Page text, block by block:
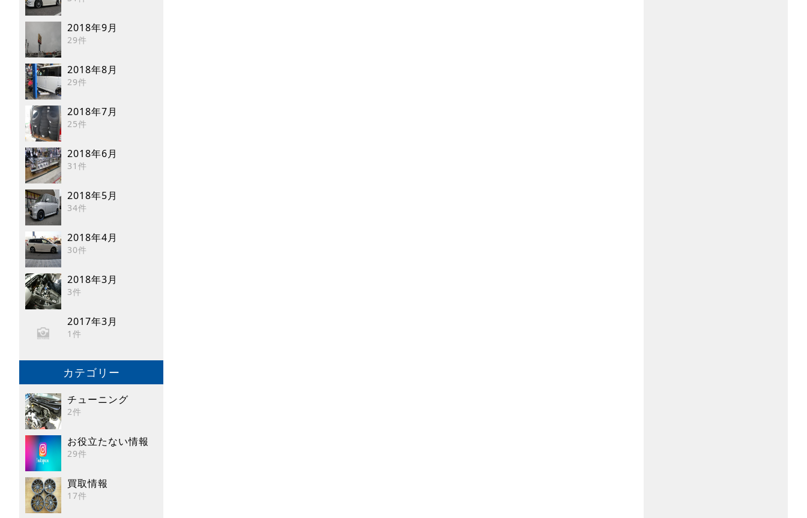
2018年9月
29件
2018年8月
29件
2018年7月
25件
2018年6月
31件
2018年5月
34件
2018年4月
30件
2018年3月
3件
2017年3月
1件
カテゴリー
チューニング
2件
お役立たない情報
29件
買取情報
17件